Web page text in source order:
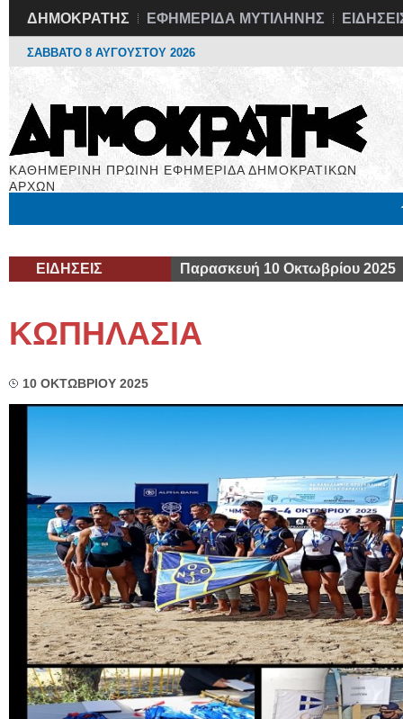
ΔΗΜΟΚΡΑΤΗΣ ΕΦΗΜΕΡΙΔΑ ΜΥΤΙΛΗΝΗΣ
ΣΑΒΒΑΤΟ 8 ΑΥΓΟΥΣΤΟΥ 2026
ΚΑΘΗΜΕΡΙΝΗ ΠΡΩΙΝΗ ΕΦΗΜΕΡΙΔΑ ΔΗΜΟΚΡΑΤΙΚΩΝ
ΑΡΧΩΝ
ΕΙΔΗΣΕΙΣ Παρασκευή 10 Οκτωβρίου 2025
ΚΩΠΗΛΑΣΙΑ
10 ΟΚΤΩΒΡΙΟΥ 2025